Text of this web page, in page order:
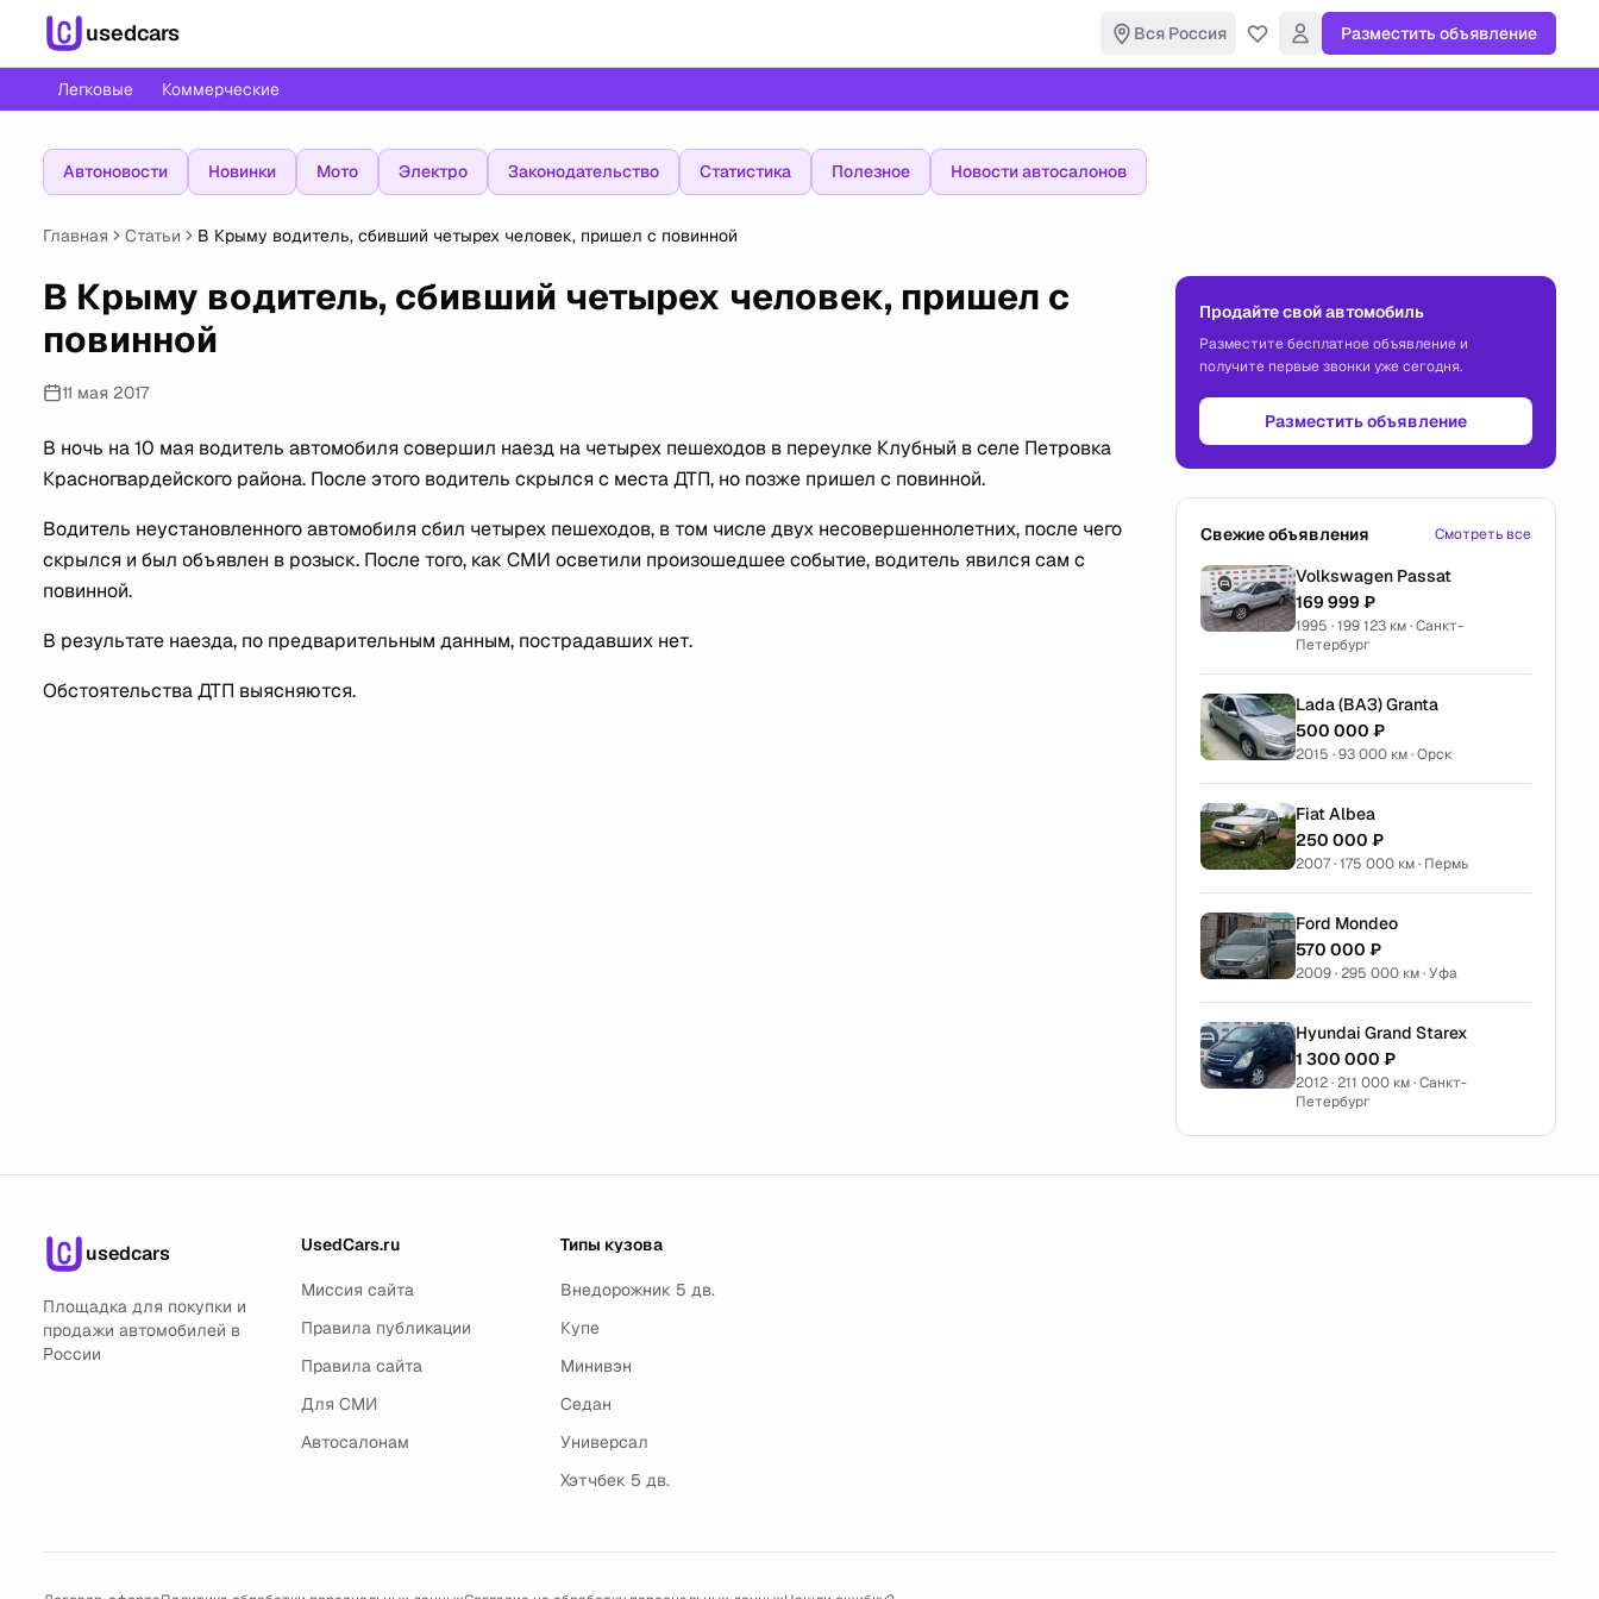
usedcars Вся Россия Разместить объявление
Легковые Коммерческие
Автоновости Новинки Мото Электро Законодательство Статистика Полезное Новости автосалонов
Главная Статьи В Крыму водитель, сбивший четырех человек, пришел с повинной
В Крыму водитель, сбивший четырех человек, пришел с
повинной
11 мая 2017
В ночь на 10 мая водитель автомобиля совершил наезд на четырех пешеходов в переулке Клубный в селе Петровка
Красногвардейского района. После этого водитель скрылся с места ДТП, но позже пришел с повинной.
Водитель неустановленного автомобиля сбил четырех пешеходов, в том числе двух несовершеннолетних, после чего
скрылся и был объявлен в розыск. После того, как СМИ осветили произошедшее событие, водитель явился сам с
повинной.
В результате наезда, по предварительным данным, пострадавших нет.
Обстоятельства ДТП выясняются.
Продайте свой автомобиль
Разместите бесплатное объявление и
получите первые звонки уже сегодня.
Разместить объявление
Свежие объявления Смотреть все
Volkswagen Passat
169 999 ₽
1995 · 199 123 км · Санкт-
Петербург
Lada (ВАЗ) Granta
500 000 ₽
2015 · 93 000 км · Орск
Fiat Albea
250 000 ₽
2007 · 175 000 км · Пермь
Ford Mondeo
570 000 ₽
2009 · 295 000 км · Уфа
Hyundai Grand Starex
1 300 000 ₽
2012 · 211 000 км · Санкт-
Петербург
usedcars
Площадка для покупки и
продажи автомобилей в
России
UsedCars.ru
Миссия сайта
Правила публикации
Правила сайта
Для СМИ
Автосалонам
Типы кузова
Внедорожник 5 дв.
Купе
Минивэн
Седан
Универсал
Хэтчбек 5 дв.